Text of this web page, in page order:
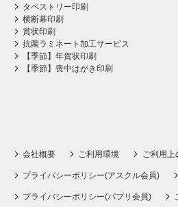
タペストリー印刷
横断幕印刷
賞状印刷
抗菌ラミネート加工サービス
【季節】年賀状印刷
【季節】喪中はがき印刷
会社概要 ご利用環境 ご利用上
プライバシーポリシー(アスクル会員)
プライバシーポリシー(パプリ会員)